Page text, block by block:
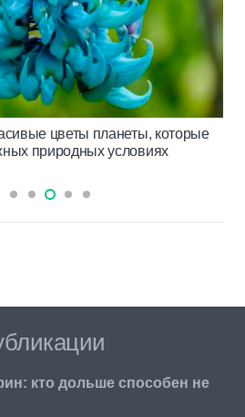
цветы планеты, которые
природных условиях
кто дольше способен не